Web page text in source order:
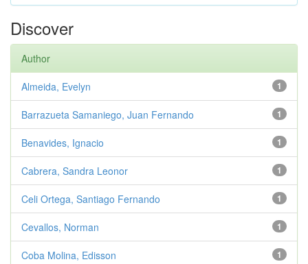
Discover
Author
1
Almeida, Evelyn
1
Barrazueta Samaniego, Juan Fernando
1
Benavides, Ignacio
1
Cabrera, Sandra Leonor
1
Celi Ortega, Santiago Fernando
1
Cevallos, Norman
1
Coba Molina, Edisson